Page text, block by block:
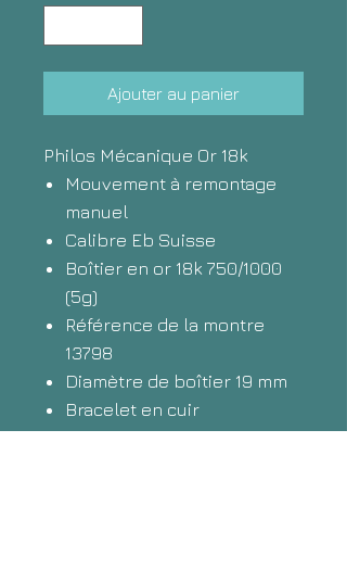
Ajouter au panier
Philos Mécanique Or 18k
Mouvement à remontage
manuel
Calibre Eb Suisse
Boîtier en or 18k 750/1000
(5g)
Référence de la montre
13798
Diamètre de boîtier 19 mm
Bracelet en cuir